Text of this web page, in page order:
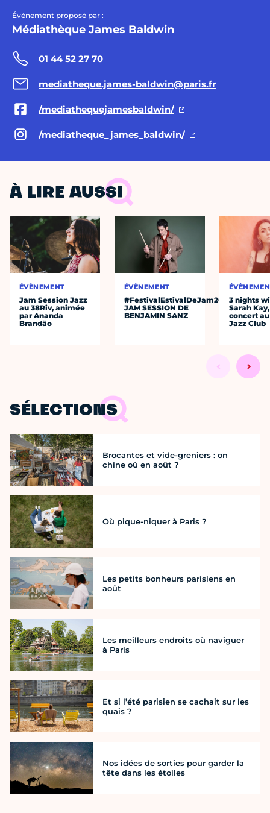
Évènement proposé par :
Médiathèque James Baldwin
01 44 52 27 70
mediatheque.james-baldwin@paris.fr
/mediathequejamesbaldwin/
/mediatheque_james_baldwin/
À LIRE AUSSI
ÉVÈNEMENT
Jam Session Jazz
au 38Riv, animée
par Ananda
Brandão
ÉVÈNEMENT
#FestivalEstivalDeJam2026
JAM SESSION DE
BENJAMIN SANZ
3 nights
Sarah
concert
Jazz Club
SÉLECTIONS
Brocantes et vide-greniers : on
chine où en août ?
Où pique-niquer à Paris ?
Les petits bonheurs parisiens en
août
Les meilleurs endroits où naviguer
à Paris
Et si l’été parisien se cachait sur les
quais ?
Nos idées de sorties pour garder la
tête dans les étoiles